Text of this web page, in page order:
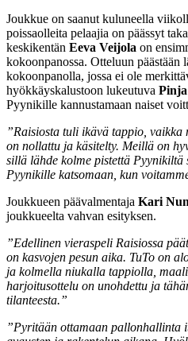
Joukkue on saanut kuluneella
poissaolleita pelaajia on päässyt
keskikentän Eeva Veijola on
kokoonpanossa. Otteluun päästään
kokoonpanolla, jossa ei ole
hyökkäyskalustoon lukeutuva
Pyynikille kannustamaan naiset
”Raisiosta tuli ikävä tappio,
on nollattu ja käsitelty. Meillä on
sillä lähde kolme pistettä
Pyynikille katsomaan, kun
Joukkueen päävalmentaja Kari
joukkueelta vahvan esityksen.
”Edellinen vieraspeli Raisiossa
on kasvojen pesun aika. TuTo on
ja kolmella niukalla tappiolla,
harjoitusottelu on unohdettu ja
tilanteesta.”
”Pyritään ottamaan pallonhallinta